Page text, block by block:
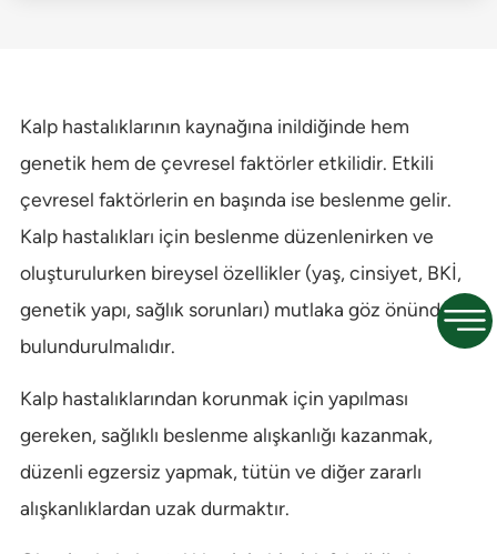
Kalp hastalıklarının kaynağına inildiğinde hem
genetik hem de çevresel faktörler etkilidir. Etkili
çevresel faktörlerin en başında ise beslenme gelir.
Kalp hastalıkları için beslenme düzenlenirken ve
oluşturulurken bireysel özellikler (yaş, cinsiyet, BKİ,
genetik yapı, sağlık sorunları) mutlaka göz önünde
bulundurulmalıdır.
Kalp hastalıklarından korunmak için yapılması
gereken, sağlıklı beslenme alışkanlığı kazanmak,
düzenli egzersiz yapmak, tütün ve diğer zararlı
alışkanlıklardan uzak durmaktır.